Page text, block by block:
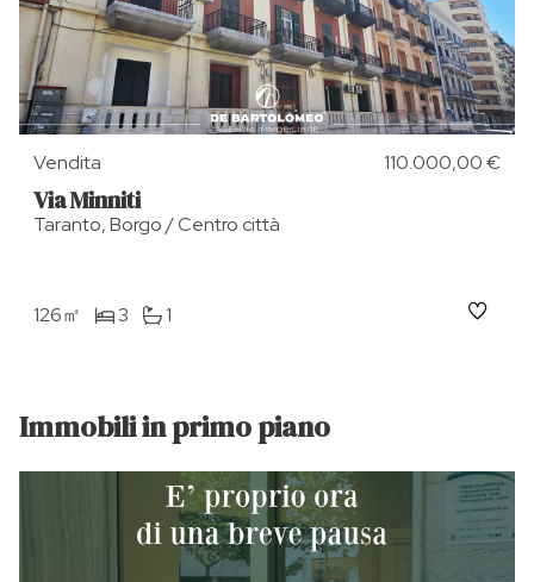
Vendita 110.000,00 €
Via Minniti
Taranto, Borgo / Centro città
126㎡ 3 1
Immobili in primo piano